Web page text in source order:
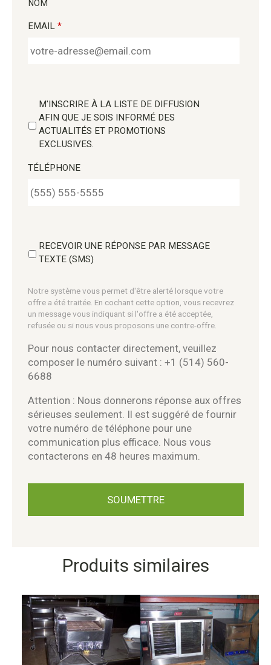
NOM
EMAIL *
M'INSCRIRE À LA LISTE DE DIFFUSION
AFIN QUE JE SOIS INFORMÉ DES
ACTUALITÉS ET PROMOTIONS
EXCLUSIVES.
TÉLÉPHONE
RECEVOIR UNE RÉPONSE PAR MESSAGE
TEXTE (SMS)
Notre système vous permet d'être alerté lorsque votre
offre a été traitée. En cochant cette option, vous recevrez
un message vous indiquant si l'offre a été acceptée,
refusée ou si nous vous proposons une contre-offre.
Pour nous contacter directement, veuillez
composer le numéro suivant : +1 (514) 560-
6688
Attention : Nous donnerons réponse aux offres
sérieuses seulement. Il est suggéré de fournir
votre numéro de téléphone pour une
communication plus efficace. Nous vous
contacterons en 48 heures maximum.
Produits similaires